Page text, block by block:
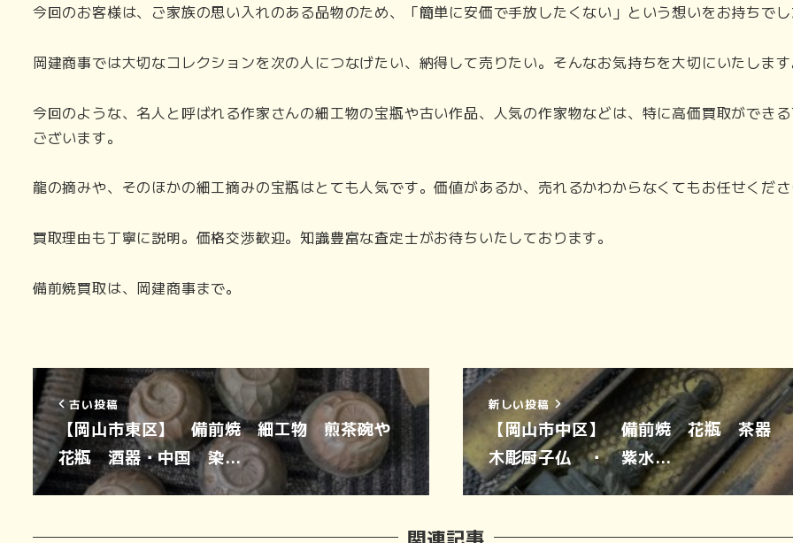
今回のお客様は、ご家族の思い入れのある品物のため、「簡単に安価で手放したくない」という想いをお持ちで
岡建商事では大切なコレクションを次の人につなげたい、納得して売りたい。そんなお気持ちを大切にいたしま
今回のような、名人と呼ばれる作家さんの細工物の宝瓶や古い作品、人気の作家物などは、特に高価買取ができ
ございます。
龍の摘みや、そのほかの細工摘みの宝瓶はとても人気です。価値があるか、売れるかわからなくてもお任せくだ
買取理由も丁寧に説明。価格交渉歓迎。知識豊富な査定士がお待ちいたしております。
備前焼買取は、岡建商事まで。
古い投稿
【岡山市東区】 備前焼 細工物 煎茶碗や
花瓶 酒器・中国 染…
新しい投稿
【岡山市中区】 備前焼 花瓶 茶
木彫厨子仏 ・ 紫水…
関連記事